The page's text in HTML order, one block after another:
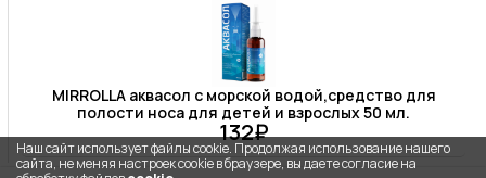
MIRROLLA аквасол с морской водой,средство для
полости носа для детей и взрослых 50 мл.
132₽
Наш сайт использует файлы cookie. Продолжая использование нашего
сайта, не меняя настроек cookie в браузере, вы даете согласие на